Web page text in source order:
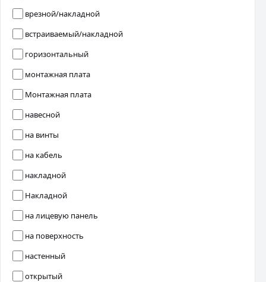
врезной/накладной
встраиваемый/накладной
горизонтальный
монтажная плата
Монтажная плата
навесной
на винты
на кабель
накладной
Накладной
на лицевую панель
на поверхность
настенный
открытый